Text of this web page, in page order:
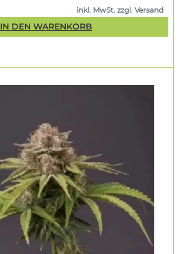
inkl. MwSt. zzgl. Versand
IN DEN WARENKORB